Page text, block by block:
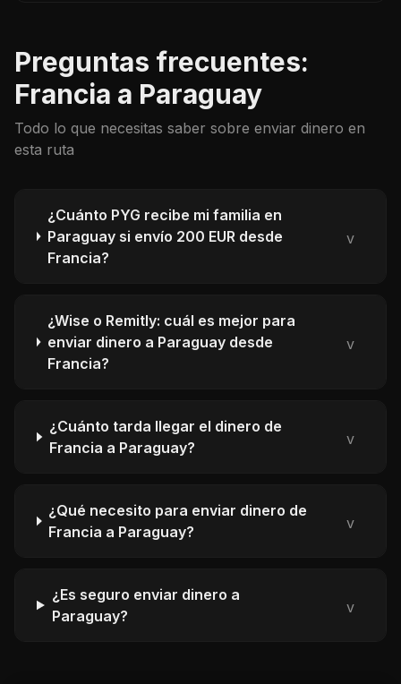
Preguntas frecuentes:
Francia a Paraguay
Todo lo que necesitas saber sobre enviar dinero en
esta ruta
¿Cuánto PYG recibe mi familia en
Paraguay si envío 200 EUR desde
Francia?
v
¿Wise o Remitly: cuál es mejor para
enviar dinero a Paraguay desde
Francia?
v
¿Cuánto tarda llegar el dinero de
Francia a Paraguay?
v
¿Qué necesito para enviar dinero de
Francia a Paraguay?
v
¿Es seguro enviar dinero a
Paraguay?
v